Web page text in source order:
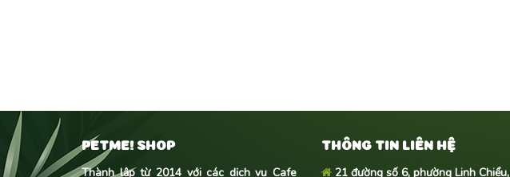
PETME! SHOP
Thành lập từ 2014 với các dịch vụ Cafe
THÔNG TIN LIÊN HỆ
21 đường số 6, phường Linh Chiểu,